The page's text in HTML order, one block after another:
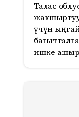
Талас
үчүн
ишке